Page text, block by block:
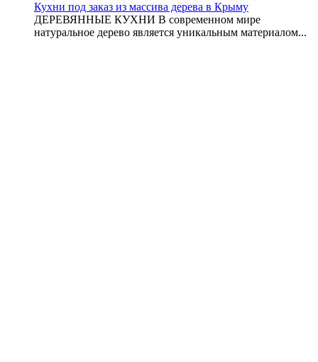
Кухни под заказ из массива дерева в Крыму
ДЕРЕВЯННЫЕ КУХНИ В современном мире
натуральное дерево является уникальным материалом...